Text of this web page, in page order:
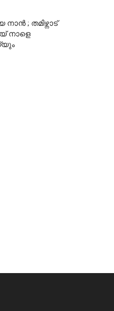
; തമിഴ്നാട്
നാളെ